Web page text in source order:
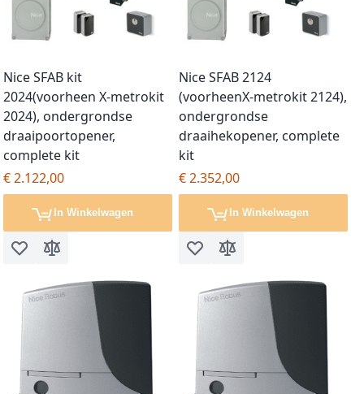
Nice SFAB kit
2024(voorheen X-metrokit
2024), ondergrondse
draaipoortopener,
complete kit
€ 2.122,00
In Winkelwagen
Voeg toe aan verlanglijst
Toevoegen om te vergelijken
Nice SFAB 2124
(voorheenX-metrokit 2124),
ondergrondse
draaihekopener, complete
kit
€ 2.352,00
In Winkelwagen
Voeg toe aan verlanglijst
Toevoegen om te